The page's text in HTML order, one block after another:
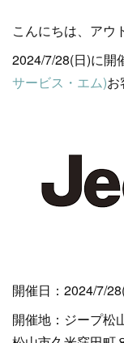
こんにちは、アウ
2024/7/28(日)に開
サービス・エム)お
開催日：2024/7/
開催地：ジープ松